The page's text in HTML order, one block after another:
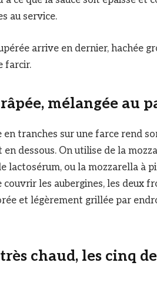
au service.
arrive en dernier, hachée
farcir.
mélangée au
tranches sur une farce rend
dessous. On utilise de la
lactosérum, ou la mozzarella à
les aubergines, les deux
et légèrement grillée par
chaud, les cinq